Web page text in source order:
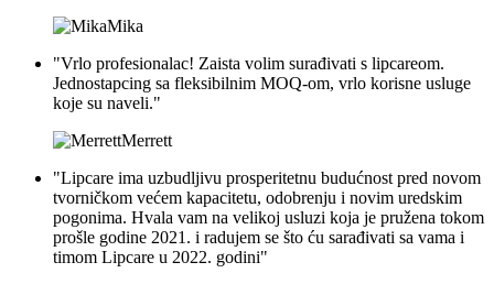
Mika
"Vrlo profesionalac! Zaista volim surađivati ​​s lipcareom.
Jednostapcing sa fleksibilnim MOQ-om, vrlo korisne usluge
koje su naveli."
Merrett
"Lipcare ima uzbudljivu prosperitetnu budućnost pred novom
tvorničkom većem kapacitetu, odobrenju i novim uredskim
pogonima. Hvala vam na velikoj usluzi koja je pružena tokom
prošle godine 2021. i radujem se što ću sarađivati ​​sa vama i
timom Lipcare u 2022. godini"